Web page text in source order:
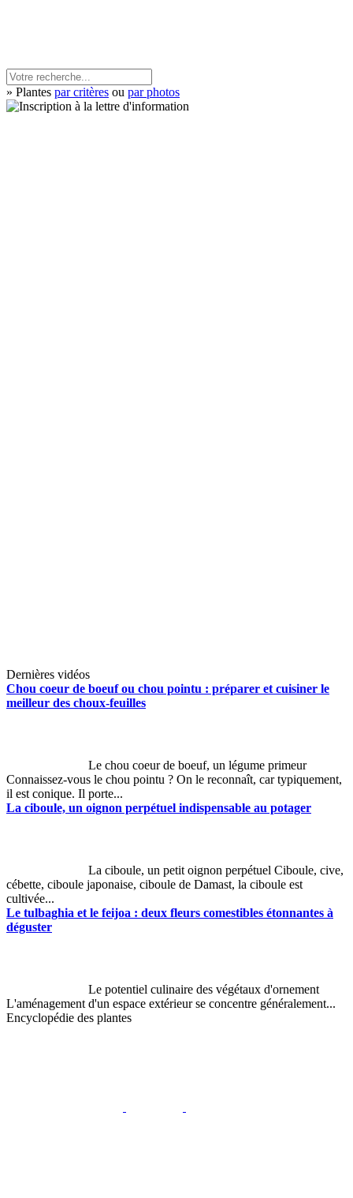
» Plantes par critères ou par photos
Dernières vidéos
Chou coeur de boeuf ou chou pointu : préparer et cuisiner le
meilleur des choux-feuilles
Le chou coeur de boeuf, un légume primeur
Connaissez-vous le chou pointu ? On le reconnaît, car typiquement,
il est conique. Il porte...
La ciboule, un oignon perpétuel indispensable au potager
La ciboule, un petit oignon perpétuel Ciboule, cive,
cébette, ciboule japonaise, ciboule de Damast, la ciboule est
cultivée...
Le tulbaghia et le feijoa : deux fleurs comestibles étonnantes à
déguster
Le potentiel culinaire des végétaux d'ornement
L'aménagement d'un espace extérieur se concentre généralement...
Encyclopédie des plantes